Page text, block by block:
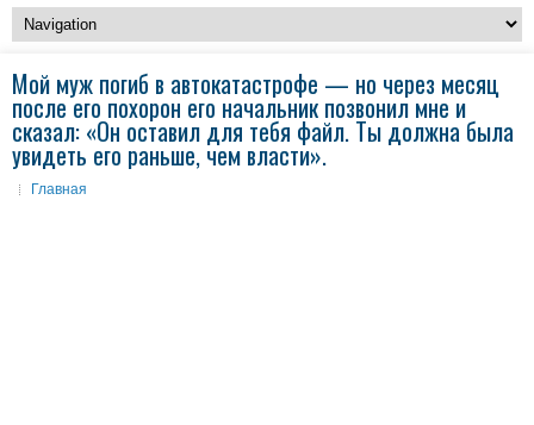
Мой муж погиб в автокатастрофе — но через месяц
после его похорон его начальник позвонил мне и
сказал: «Он оставил для тебя файл. Ты должна была
увидеть его раньше, чем власти».
Главная